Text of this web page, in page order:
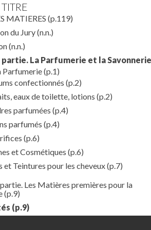
MATIERES (p.119)
du Jury(n.n.)
(n.n.)
La Parfumerie et la Savonnerie
Parfumerie(p.1)
confectionnés (p.2)
eaux de toilette, lotions (p.2)
parfumées (p.4)
parfumés (p.4)
(p.6)
et Cosmétiques (p.6)
et Teintures pour les cheveux(p.7)
Les Matières premières pour la
(p.9)
(p.9)
naturels(p.10)